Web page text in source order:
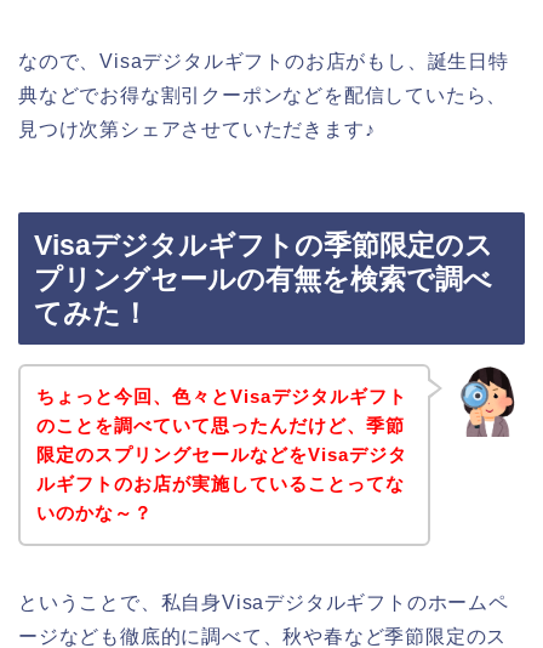
なので、Visaデジタルギフトのお店がもし、誕生日特
典などでお得な割引クーポンなどを配信していたら、
見つけ次第シェアさせていただきます♪
Visaデジタルギフトの季節限定のス
プリングセールの有無を検索で調べ
てみた！
ちょっと今回、色々とVisaデジタルギフト
のことを調べていて思ったんだけど、季節
限定のスプリングセールなどをVisaデジタ
ルギフトのお店が実施していることってな
いのかな～？
ということで、私自身Visaデジタルギフトのホームペ
ージなども徹底的に調べて、秋や春など季節限定のス